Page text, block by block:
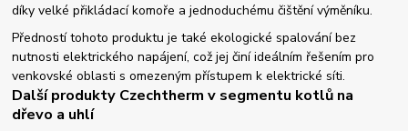
díky velké přikládací komoře a jednoduchému čištění výměníku.
Předností tohoto produktu je také ekologické spalování bez
nutnosti elektrického napájení, což jej činí ideálním řešením pro
venkovské oblasti s omezeným přístupem k elektrické síti.
Další produkty Czechtherm v segmentu kotlů na
dřevo a uhlí